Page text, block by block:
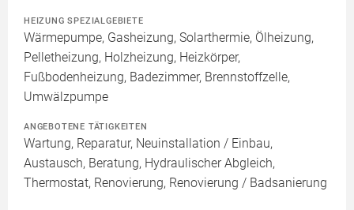
HEIZUNG SPEZIALGEBIETE
Wärmepumpe, Gasheizung, Solarthermie, Ölheizung,
Pelletheizung, Holzheizung, Heizkörper,
Fußbodenheizung, Badezimmer, Brennstoffzelle,
Umwälzpumpe
ANGEBOTENE TÄTIGKEITEN
Wartung, Reparatur, Neuinstallation / Einbau,
Austausch, Beratung, Hydraulischer Abgleich,
Thermostat, Renovierung, Renovierung / Badsanierung